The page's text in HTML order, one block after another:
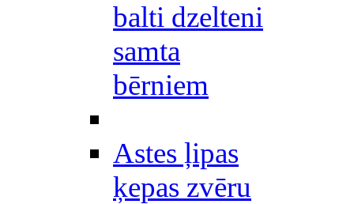
balti dzelteni
samta
bērniem
Astes ļipas
ķepas zvēru